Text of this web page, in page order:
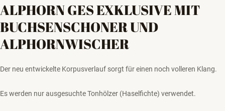
ALPHORN GES EXKLUSIVE MIT
BUCHSENSCHONER UND
ALPHORNWISCHER
Der neu entwickelte Korpusverlauf sorgt für einen noch volleren Klang.
Es werden nur ausgesuchte Tonhölzer (Haselfichte) verwendet.